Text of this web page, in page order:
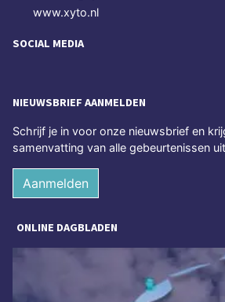
www.xyto.nl
SOCIAL MEDIA
NIEUWSBRIEF AANMELDEN
Schrijf je in voor onze nieuwsbrief en
samenvatting van alle gebeurtenissen
Aanmelden
ONLINE DAGBLADEN